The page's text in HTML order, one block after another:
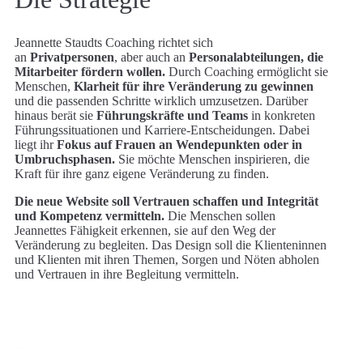
Jeannette Staudts Coaching richtet sich
an Privatpersonen, aber auch an Personalabteilungen, die
Mitarbeiter fördern wollen. Durch Coaching ermöglicht sie
Menschen, Klarheit für ihre Veränderung zu gewinnen
und die passenden Schritte wirklich umzusetzen. Darüber
hinaus berät sie Führungskräfte und Teams in konkreten
Führungssituationen und Karriere-Entscheidungen. Dabei
liegt ihrFokus auf Frauen an Wendepunkten oder in
Umbruchsphasen. Sie möchte Menschen inspirieren, die
Kraft für ihre ganz eigene Veränderung zu finden.
Die neue Website soll Vertrauen schaffen und Integrität
und Kompetenz vermitteln. Die Menschen sollen
Jeannettes Fähigkeit erkennen, sie auf den Weg der
Veränderung zu begleiten. Das Design soll die Klienteninnen
und Klienten mit ihren Themen, Sorgen und Nöten abholen
und Vertrauen in ihre Begleitung vermitteln.